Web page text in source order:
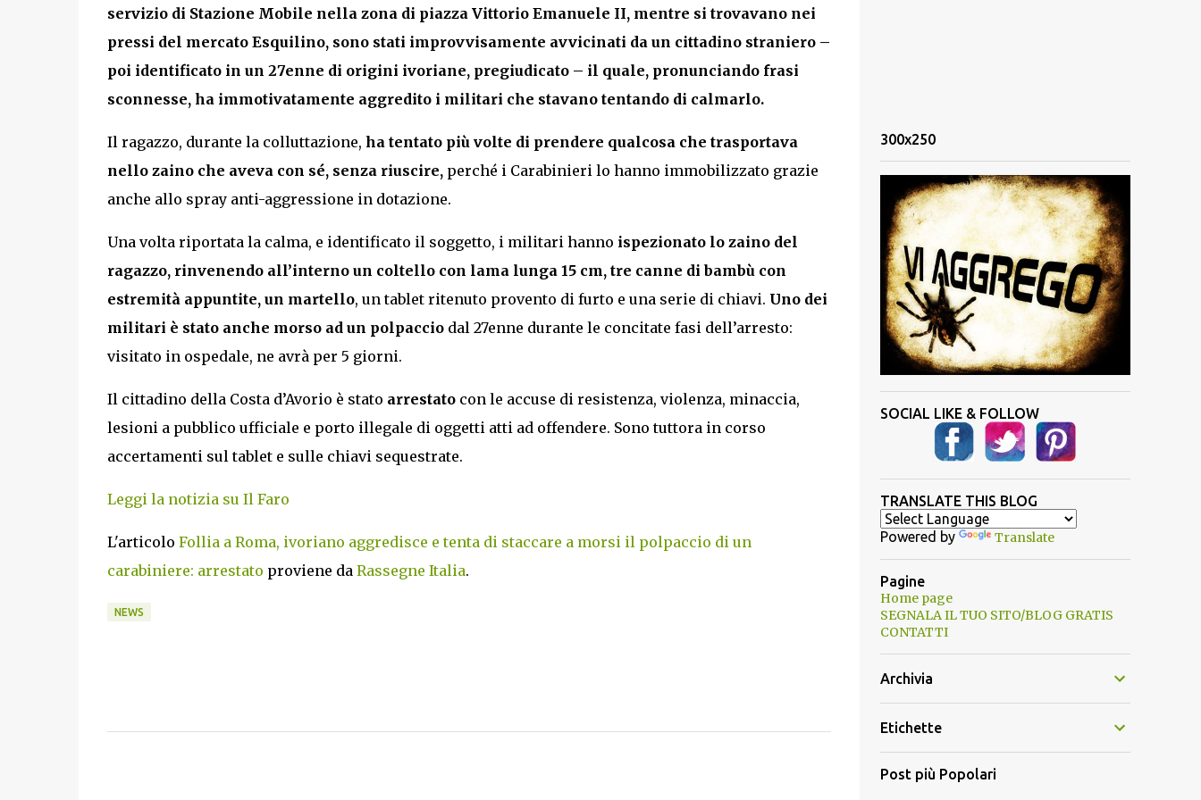
servizio di Stazione Mobile nella zona di piazza Vittorio Emanuele II, mentre si trovavano nei
pressi del mercato Esquilino, sono stati improvvisamente avvicinati da un cittadino straniero –
poi identificato in un 27enne di origini ivoriane, pregiudicato – il quale, pronunciando frasi
sconnesse, ha immotivatamente aggredito i militari che stavano tentando di calmarlo.
Il ragazzo, durante la colluttazione, ha tentato più volte di prendere qualcosa che trasportava
nello zaino che aveva con sé, senza riuscire,perché i Carabinieri lo hanno immobilizzato grazie
anche allo spray anti-aggressione in dotazione.
Una volta riportata la calma, e identificato il soggetto, i militari hanno ispezionato lo zaino del
ragazzo, rinvenendo all’interno un coltello con lama lunga 15 cm, tre canne di bambù con
estremità appuntite, un martello, un tablet ritenuto provento di furto e una serie di chiavi. Uno dei
militari è stato anche morso ad un polpacciodal 27enne durante le concitate fasi dell’arresto:
visitato in ospedale, ne avrà per 5 giorni.
Il cittadino della Costa d’Avorio è stato arrestatocon le accuse di resistenza, violenza, minaccia,
lesioni a pubblico ufficiale e porto illegale di oggetti atti ad offendere. Sono tuttora in corso
accertamenti sul tablet e sulle chiavi sequestrate.
Leggi la notizia su Il Faro
L'articolo Follia a Roma, ivoriano aggredisce e tenta di staccare a morsi il polpaccio di un
carabiniere: arrestato proviene da Rassegne Italia.
NEWS
300x250
SOCIAL LIKE & FOLLOW
TRANSLATE THIS BLOG
Powered by Translate
Pagine
Home page
SEGNALA IL TUO SITO/BLOG GRATIS
CONTATTI
Archivia
Etichette
Post più Popolari